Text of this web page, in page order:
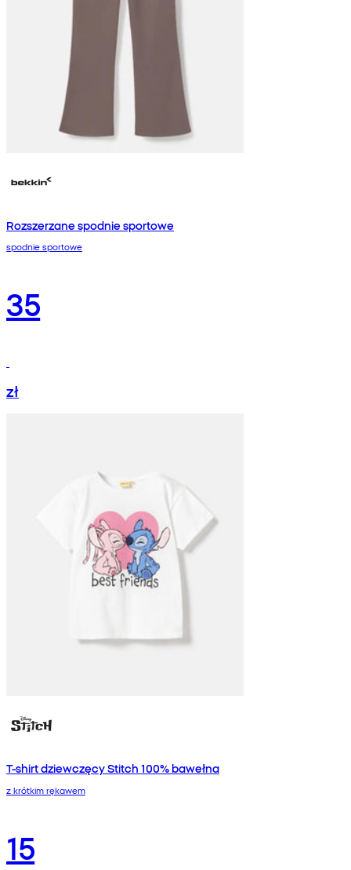
Rozszerzane spodnie sportowe
spodnie sportowe
35
zł
T-shirt dziewczęcy Stitch 100% bawełna
z krótkim rękawem
15